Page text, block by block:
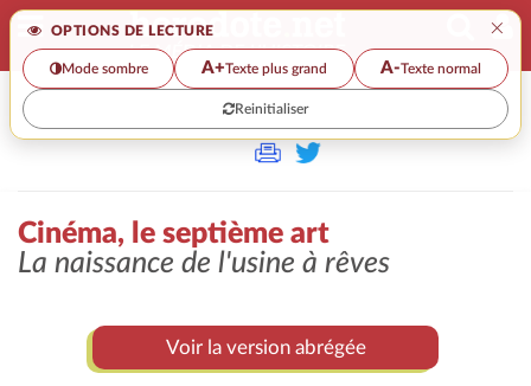
OPTIONS DE LECTURE ×
Mode sombre A+Texte plus grand A-Texte normal
Reinitialiser
>>
Cinéma, le septième art
La naissance de l'usine à rêves
Voir la version abrégée